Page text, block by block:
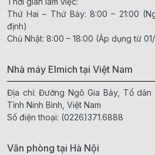
Thứ Hai – Thứ Bảy: 8:00 – 21:00
định)
Chủ Nhật: 8:00 – 18:00 (Áp dụng từ
Nhà máy Elmich tại Việt Nam
Địa chỉ: Đường Ngô Gia Bảy, Tổ dân
Tỉnh Ninh Bình, Việt Nam
Số điện thoại: (0226)371.6888
Văn phòng tại Hà Nội